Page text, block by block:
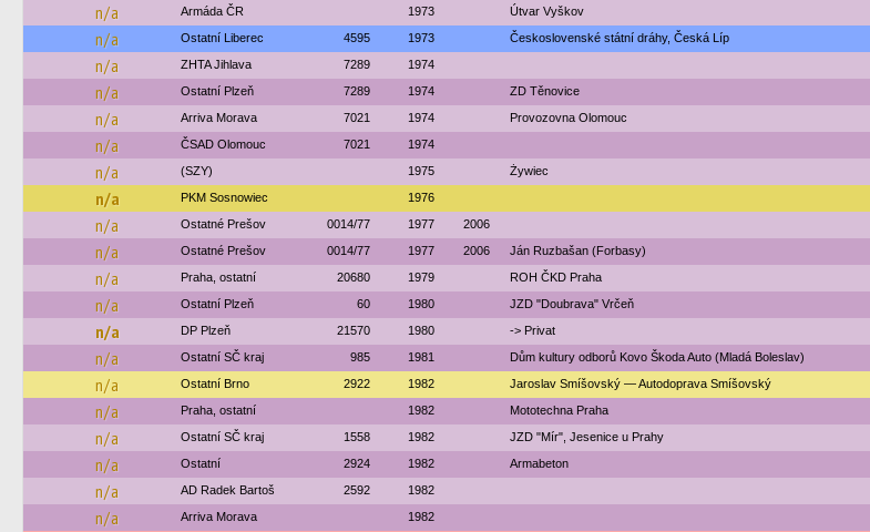
n/a Armáda ČR 1973 Útvar Vyškov
n/a Ostatní Liberec 4595 1973 Československé státní dráhy, Česká Líp
n/a ZHTA Jihlava 7289 1974
n/a Ostatní Plzeň 7289 1974 ZD Těnovice
n/a Arriva Morava 7021 1974 Provozovna Olomouc
n/a ČSAD Olomouc 7021 1974
n/a (SZY) 1975 Żywiec
n/a PKM Sosnowiec 1976
n/a Ostatné Prešov 0014/77 1977 2006
n/a Ostatné Prešov 0014/77 1977 2006 Ján Ruzbašan (Forbasy)
n/a Praha, ostatní 20680 1979 ROH ČKD Praha
n/a Ostatní Plzeň 60 1980 JZD "Doubrava" Vrčeň
n/a DP Plzeň 21570 1980 -> Privat
n/a Ostatní SČ kraj 985 1981 Dům kultury odborů Kovo Škoda Auto (Mladá Boleslav)
n/a Ostatní Brno 2922 1982 Jaroslav Smíšovský — Autodoprava Smíšovský
n/a Praha, ostatní 1982 Mototechna Praha
n/a Ostatní SČ kraj 1558 1982 JZD "Mír", Jesenice u Prahy
n/a Ostatní 2924 1982 Armabeton
n/a AD Radek Bartoš 2592 1982
n/a Arriva Morava 1982